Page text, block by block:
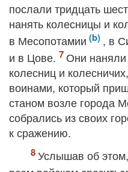
послали тридцать
нанять колесницы и
в Месопотамии
, в
и в Цове.
Они наняли
колесниц и
воинами, который
станом возле города
собрались из своих
к сражению.
Услышав об